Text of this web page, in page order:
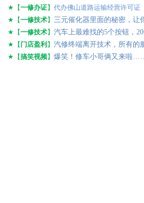
★【一修办证】 代办佛山道路运输经营许可证
★【一修技术】 三元催化器里面的秘密，让
★【一修技术】 汽车上最难找的5个按钮，
★【 门店盈利 】 汽修终端离开技术，所有的
★【搞笑视频】 爆笑！修车小哥俩又来啦